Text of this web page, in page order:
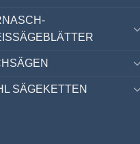
SÄGEKETTEN